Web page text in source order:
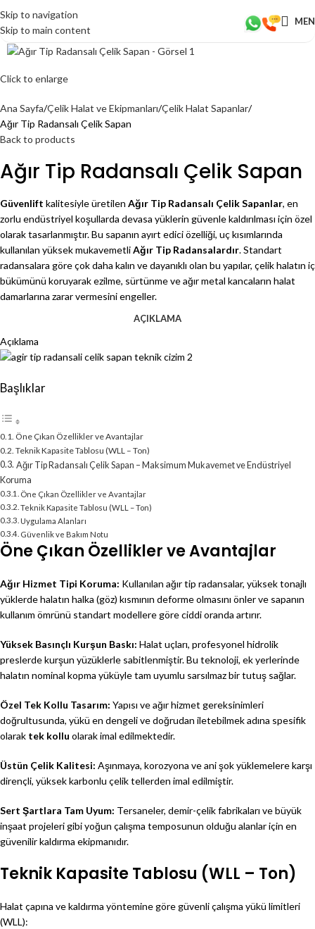
Skip to navigation
Skip to main content
Click to enlarge
Ana Sayfa Çelik Halat ve Ekipmanları Çelik Halat Sapanlar
Ağır Tip Radansalı Çelik Sapan
Back to products
Ağır Tip Radansalı Çelik Sapan
Güvenlift kalitesiyle üretilen Ağır Tip Radansalı Çelik Sapanlar, en
zorlu endüstriyel koşullarda devasa yüklerin güvenle kaldırılması için özel
olarak tasarlanmıştır. Bu sapanın ayırt edici özelliği, uç kısımlarında
kullanılan yüksek mukavemetliAğır Tip Radansalardır. Standart
radansalara göre çok daha kalın ve dayanıklı olan bu yapılar, çelik halatın iç
bükümünü koruyarak ezilme, sürtünme ve ağır metal kancaların halat
damarlarına zarar vermesini engeller.
AÇIKLAMA
Açıklama
Başlıklar
Öne Çıkan Özellikler ve Avantajlar
Teknik Kapasite Tablosu (WLL – Ton)
Ağır Tip Radansalı Çelik Sapan – Maksimum Mukavemet ve Endüstriyel
Koruma
Öne Çıkan Özellikler ve Avantajlar
Teknik Kapasite Tablosu (WLL – Ton)
Uygulama Alanları
Güvenlik ve Bakım Notu
Öne Çıkan Özellikler ve Avantajlar
Ağır Hizmet Tipi Koruma: Kullanılan ağır tip radansalar, yüksek tonajlı
yüklerde halatın halka (göz) kısmının deforme olmasını önler ve sapanın
kullanım ömrünü standart modellere göre ciddi oranda artırır.
Yüksek Basınçlı Kurşun Baskı: Halat uçları, profesyonel hidrolik
preslerde kurşun yüzüklerle sabitlenmiştir. Bu teknoloji, ek yerlerinde
halatın nominal kopma yüküyle tam uyumlu sarsılmaz bir tutuş sağlar.
Özel Tek Kollu Tasarım: Yapısı ve ağır hizmet gereksinimleri
doğrultusunda, yükü en dengeli ve doğrudan iletebilmek adına spesifik
olarak tek kollu olarak imal edilmektedir.
Üstün Çelik Kalitesi: Aşınmaya, korozyona ve ani şok yüklemelere karşı
dirençli, yüksek karbonlu çelik tellerden imal edilmiştir.
Sert Şartlara Tam Uyum: Tersaneler, demir-çelik fabrikaları ve büyük
inşaat projeleri gibi yoğun çalışma temposunun olduğu alanlar için en
güvenilir kaldırma ekipmanıdır.
Teknik Kapasite Tablosu (WLL – Ton)
Halat çapına ve kaldırma yöntemine göre güvenli çalışma yükü limitleri
(WLL):